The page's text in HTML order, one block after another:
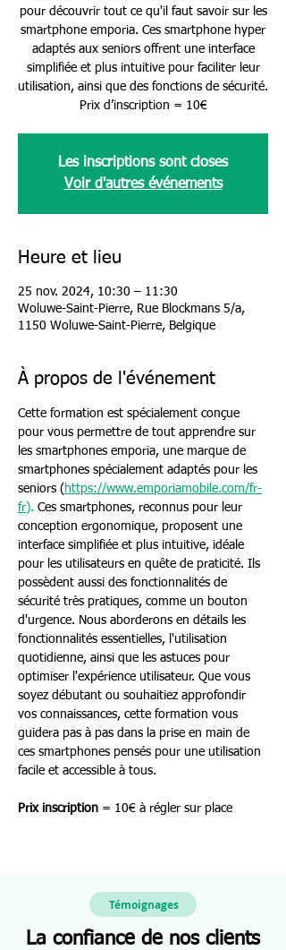
pour découvrir tout ce qu'il faut savoir sur les
smartphone emporia. Ces smartphone hyper
adaptés aux seniors offrent une interface
simplifiée et plus intuitive pour faciliter leur
utilisation, ainsi que des fonctions de sécurité.
Prix d’inscription = 10€
Les inscriptions sont closes
Voir d'autres événements
Heure et lieu
25 nov. 2024, 10:30 – 11:30
Woluwe-Saint-Pierre, Rue Blockmans 5/a,
1150 Woluwe-Saint-Pierre, Belgique
À propos de l'événement
Cette formation est spécialement conçue
pour vous permettre de tout apprendre sur
les smartphones emporia, une marque de
smartphones spécialement adaptés pour les
seniors ( https://www.emporiamobile.com/fr-
fr). Ces smartphones, reconnus pour leur
conception ergonomique, proposent une
interface simplifiée et plus intuitive, idéale
pour les utilisateurs en quête de praticité. Ils
possèdent aussi des fonctionnalités de
sécurité très pratiques, comme un bouton
d'urgence. Nous aborderons en détails les
fonctionnalités essentielles, l'utilisation
quotidienne, ainsi que les astuces pour
optimiser l'expérience utilisateur. Que vous
soyez débutant ou souhaitiez approfondir
vos connaissances, cette formation vous
guidera pas à pas dans la prise en main de
ces smartphones pensés pour une utilisation
facile et accessible à tous.
Prix inscription = 10€ à régler sur place
Témoignages
La confiance de nos clients